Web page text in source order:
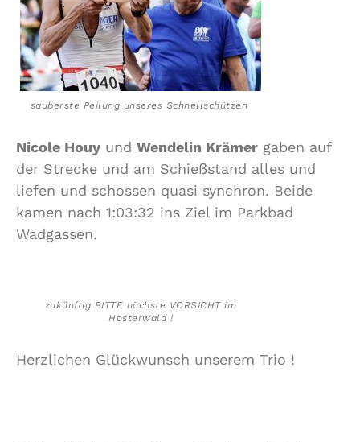
sauberste Peilung unseres Schnellschützen
Nicole Houy und Wendelin Krämer gaben auf
der Strecke und am Schießstand alles und
liefen und schossen quasi synchron. Beide
kamen nach 1:03:32 ins Ziel im Parkbad
Wadgassen.
zukünftig BITTE höchste VORSICHT im
Hosterwald !
Herzlichen Glückwunsch unserem Trio !